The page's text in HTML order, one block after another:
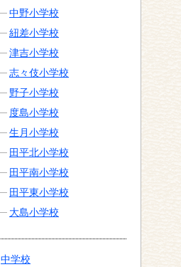
中野小学校
紐差小学校
津吉小学校
志々伎小学校
野子小学校
度島小学校
生月小学校
田平北小学校
田平南小学校
田平東小学校
大島小学校
中学校